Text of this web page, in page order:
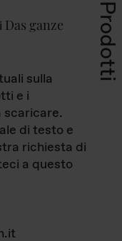
Prodotti
Das ganze
sulla
e i
di testo e
richiesta di
a questo